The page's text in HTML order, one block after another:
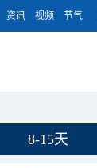
资讯 视频 节气
8-15天